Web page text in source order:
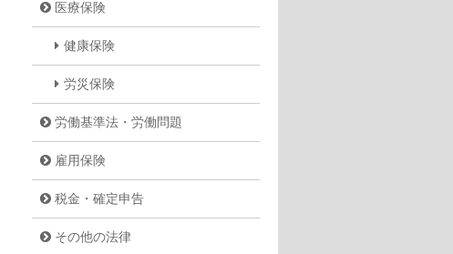
医療保険
健康保険
労災保険
労働基準法・労働問題
雇用保険
税金・確定申告
その他の法律